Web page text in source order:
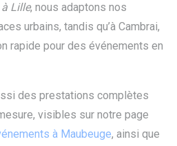
Lille, nous adaptons nos
urbains, tandis qu’à Cambrai,
rapide pour des événements en
des prestations complètes
visibles sur notre page
à Maubeuge, ainsi que